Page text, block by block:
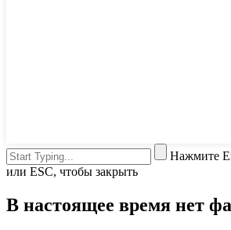
Нажмите
или ESC, чтобы закрыть
В настоящее время нет